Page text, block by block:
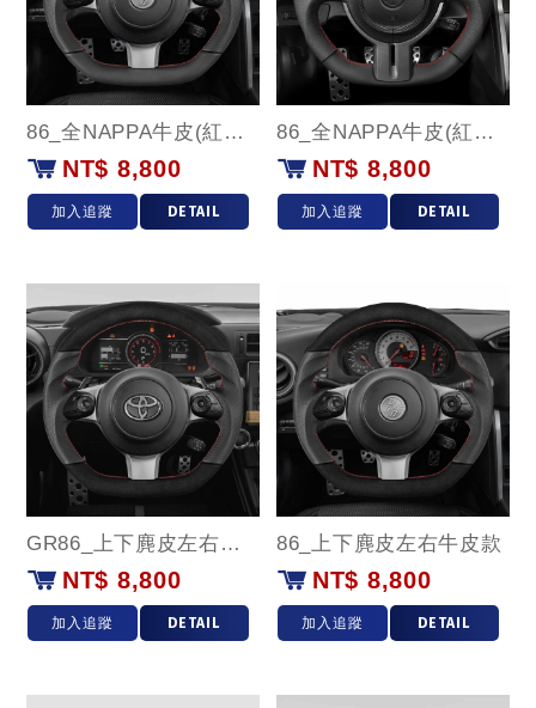
86_全NAPPA牛皮(紅環)款
NT$ 8,800
加入追蹤 DETAIL
86_全NAPPA牛皮(紅環)款
NT$ 8,800
加入追蹤 DETAIL
GR86_上下麂皮左右牛皮款
NT$ 8,800
加入追蹤 DETAIL
86_上下麂皮左右牛皮款
NT$ 8,800
加入追蹤 DETAIL